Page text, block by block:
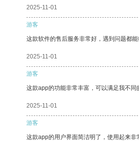
2025-11-01
游客
这款软件的售后服务非常好，遇到问题都能
2025-11-01
游客
这款app的功能非常丰富，可以满足我不同
2025-11-01
游客
这款app的用户界面简洁明了，使用起来